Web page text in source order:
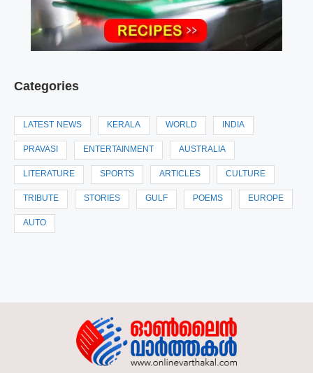
Categories
LATEST NEWS KERALA WORLD INDIA
PRAVASI ENTERTAINMENT AUSTRALIA
LITERATURE SPORTS ARTICLES CULTURE
TRIBUTE STORIES GULF POEMS EUROPE
AUTO